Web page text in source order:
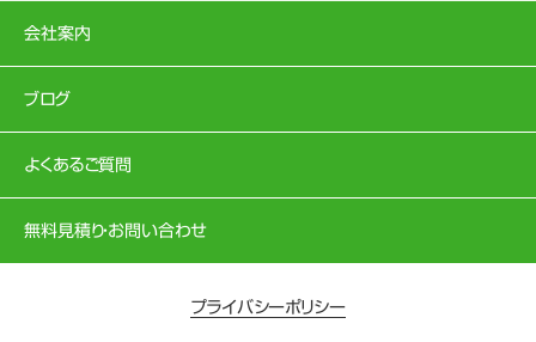
会社案内
ブログ
よくあるご質問
無料見積り・お問い合わせ
プライバシーポリシー